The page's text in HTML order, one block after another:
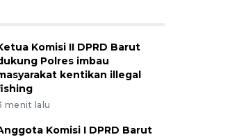
Komisi II DPRD Barut
Polres imbau
kentikan illegal
menit lalu
Komisi I DPRD Barut